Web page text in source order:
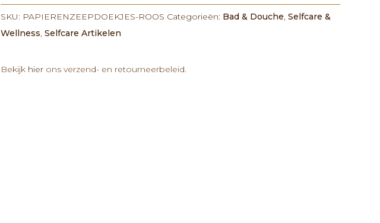
Roos
aantal
SKU: PAPIERENZEEPDOEKJES-ROOS Categorieën: Bad & Douche,Selfcare &
Wellness,Selfcare Artikelen
Bekijk hier ons verzend- en retourneerbeleid.